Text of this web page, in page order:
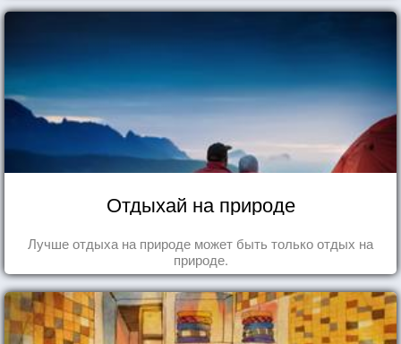
Отдыхай на природе
Лучше отдыха на природе может быть только отдых на
природе.